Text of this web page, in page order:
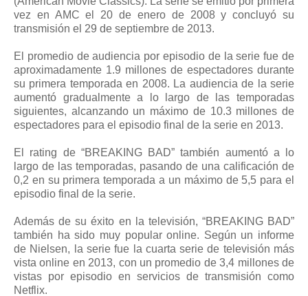
vez en AMC el 20 de enero de 2008 y concluyó su
transmisión el 29 de septiembre de 2013.
El promedio de audiencia por episodio de la serie fue de
aproximadamente 1.9 millones de espectadores durante
su primera temporada en 2008. La audiencia de la serie
aumentó gradualmente a lo largo de las temporadas
siguientes, alcanzando un máximo de 10.3 millones de
espectadores para el episodio final de la serie en 2013.
El rating de “BREAKING BAD” también aumentó a lo
largo de las temporadas, pasando de una calificación de
0,2 en su primera temporada a un máximo de 5,5 para el
episodio final de la serie.
Además de su éxito en la televisión, “BREAKING BAD”
también ha sido muy popular online. Según un informe
de Nielsen, la serie fue la cuarta serie de televisión más
vista online en 2013, con un promedio de 3,4 millones de
vistas por episodio en servicios de transmisión como
Netflix.